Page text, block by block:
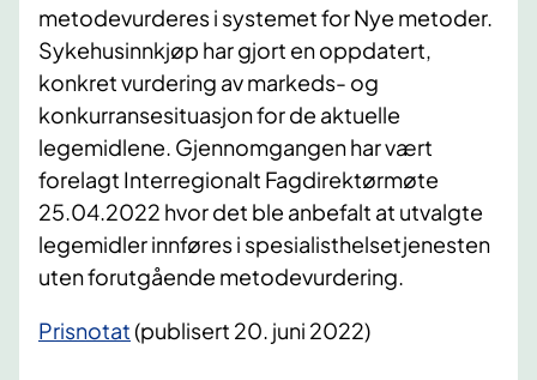
metodevurderes i systemet for Nye metoder.
Sykehusinnkjøp har gjort en oppdatert,
konkret vurdering av markeds- og
konkurransesituasjon for de aktuelle
legemidlene. Gjennomgangen har vært
forelagt Interregionalt Fagdirektørmøte
25.04.2022 hvor det ble anbefalt at utvalgte
legemidler innføres i spesialisthelsetjenesten
uten forutgående metodevurdering.
Prisnotat(publisert 20. juni 2022)